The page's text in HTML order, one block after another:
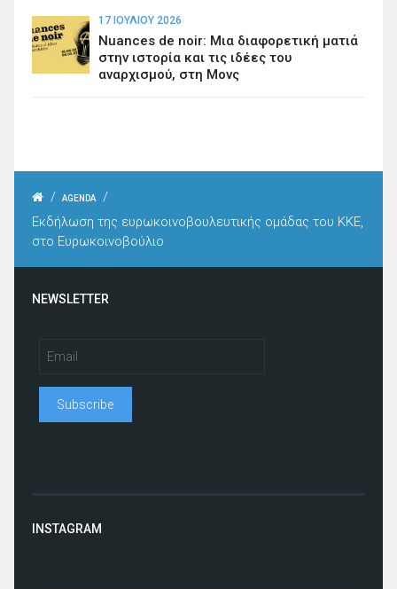
17 ΙΟΥΛΊΟΥ 2026
Nuances de noir: Μια διαφορετική ματιά
στην ιστορία και τις ιδέες του
αναρχισμού, στη Μονς
/ AGENDA
/
Εκδήλωση της ευρωκοινοβουλευτικής ομάδας του ΚΚΕ,
στο Ευρωκοινοβούλιο
NEWSLETTER
INSTAGRAM